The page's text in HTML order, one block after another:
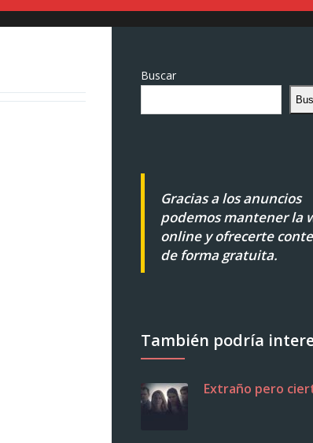
Buscar
Gracias a los anuncios
podemos mantener la
online y ofrecerte
de forma gratuita.
También podría
Extraño pero